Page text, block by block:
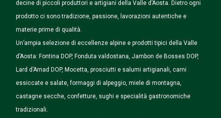
decine di piccoli produttori e artigiani della Valle d’Aosta. Dietro ogni
prodotto ci sono tradizione, passione, lavorazioni autentiche e
materie prime di qualità.
Un’ampia selezione di eccellenze alpine e prodotti tipici della Valle
d’Aosta: Fontina DOP, Fonduta valdostana, Jambon de Bosses DOP,
Lard d’Arnad DOP, Mocetta, prosciutti e salumi artigianali, carni
essiccate e salate, formaggi di alpeggio, miele di montagna,
castagne secche, confetture, sughi e specialità gastronomiche
tradizionali.